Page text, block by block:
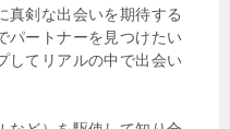
真剣な出会いを期待する
パートナーを見つけたい
してリアルの中で出会い